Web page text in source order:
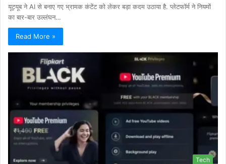
यूट्यूब ने AI से बनाए गए भ्रामक कंटेंट को लेकर बड़ा कदम उठाया है. प्लेटफॉर्म ने नियमों
का बार-बार उल्लंघन…
Read More »
Tech